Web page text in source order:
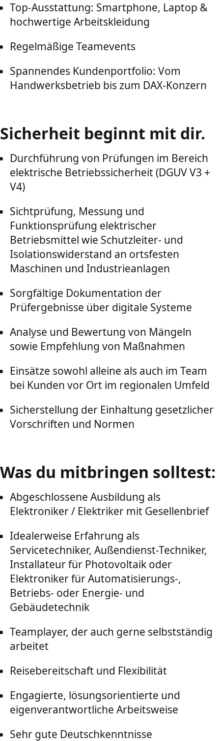
Top-Ausstattung: Smartphone, Laptop &
hochwertige Arbeitskleidung
Regelmäßige Teamevents
Spannendes Kundenportfolio: Vom
Handwerksbetrieb bis zum DAX-Konzern
Sicherheit beginnt mit dir.
Durchführung von Prüfungen im Bereich
elektrische Betriebssicherheit (DGUV V3 +
V4)
Sichtprüfung, Messung und
Funktionsprüfung elektrischer
Betriebsmittel wie Schutzleiter- und
Isolationswiderstand an ortsfesten
Maschinen und Industrieanlagen
Sorgfältige Dokumentation der
Prüfergebnisse über digitale Systeme
Analyse und Bewertung von Mängeln
sowie Empfehlung von Maßnahmen
Einsätze sowohl alleine als auch im Team
bei Kunden vor Ort im regionalen Umfeld
Sicherstellung der Einhaltung gesetzlicher
Vorschriften und Normen
Was du mitbringen solltest:
Abgeschlossene Ausbildung als
Elektroniker / Elektriker mit Gesellenbrief
Idealerweise Erfahrung als
Servicetechniker, Außendienst-Techniker,
Installateur für Photovoltaik oder
Elektroniker für Automatisierungs-,
Betriebs- oder Energie- und
Gebäudetechnik
Teamplayer, der auch gerne selbstständig
arbeitet
Reisebereitschaft und Flexibilität
Engagierte, lösungsorientierte und
eigenverantwortliche Arbeitsweise
Sehr gute Deutschkenntnisse